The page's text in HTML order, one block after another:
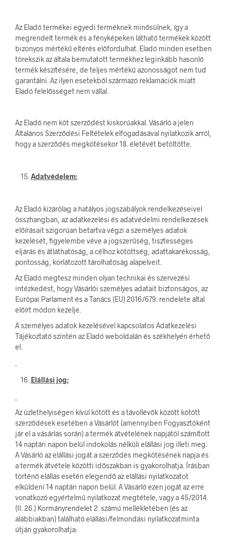
Az Eladó termékei egyedi terméknek minősülnek, így a
megrendelt termék és a fényképeken látható termékek között
bizonyos mértékű eltérés előfordulhat. Eladó minden esetben
törekszik az általa bemutatott termékhez leginkább hasonló
termék készítésére, de teljes mértékű azonosságot nem tud
garantálni. Az ilyen esetekből származó reklamációk miatt
Eladó felelősséget nem vállal.
Az Eladó nem köt szerződést kiskorúakkal. Vásárló a jelen
Általános Szerződési Feltételek elfogadásával nyilatkozik arról,
hogy a szerződés megkötésekor 18. életévét betöltötte.
Adatvédelem:
Az Eladó kizárólag a hatályos jogszabályok rendelkezéseivel
összhangban, az adatkezelési és adatvédelmi rendelkezések
előírásait szigorúan betartva végzi a személyes adatok
kezelését, figyelembe véve a jogszerűség, tisztességes
eljárás és átláthatóság, a célhoz kötöttség, adattakarékosság,
pontosság, korlátozott tárolhatóság alapelveit.
Az Eladó megtesz minden olyan technikai és szervezési
intézkedést, hogy Vásárlói személyes adatait biztonságos, az
Európai Parlament és a Tanács (EU) 2016/679. rendelete által
előírt módon kezelje.
A személyes adatok kezelésével kapcsolatos Adatkezelési
Tájékoztató szintén az Eladó weboldalán és székhelyén érhető
el.
Elállási jog:
Az üzlethelyiségen kívül kötött és a távollévők között kötött
szerződések esetében a Vásárlót (amennyiben Fogyasztóként
jár el a vásárlás során) a termék átvételének napjától számított
14 naptári napon belül indokolás nélküli elállási jog illeti meg.
A Vásárló az elállási jogát a szerződés megkötésének napja és
a termék átvétele közötti időszakban is gyakorolhatja. Írásban
történő elállás esetén elegendő az elállási nyilatkozatot
elküldeni 14 naptári napon belül. A Vásárló ezen jogát az erre
vonatkozó egyértelmű nyilatkozat megtétele, vagy a 45/2014.
(II. 26.) Kormányrendelet 2. számú mellékletében (és az
alábbiakban) található elállási/felmondási nyilatkozatminta
útján gyakorolhatja: